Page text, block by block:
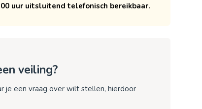
uur uitsluitend telefonisch bereikbaar.
veiling?
je een vraag over wilt stellen, hierdoor